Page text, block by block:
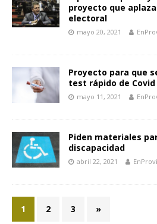
proyecto que
electoral
mayo 20, 2021
Proyecto para que
test rápido de
mayo 11, 2021
Piden materiales
discapacidad
abril 22, 2021
1 2 3 »